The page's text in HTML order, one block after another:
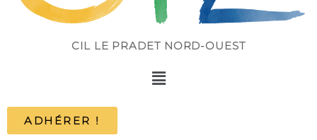
CIL LE PRADET NORD-OUEST
ADHÉRER !